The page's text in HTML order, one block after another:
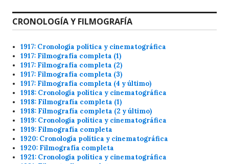
CRONOLOGÍA Y FILMOGRAFÍA
1917: Cronología política y cinematográfica
1917: Filmografía completa (1)
1917: Filmografía completa (2)
1917: Filmografía completa (3)
1917: Filmografía completa (4 y último)
1918: Cronología política y cinematográfica
1918: Filmografía completa (1)
1918: Filmografía completa (2 y último)
1919: Cronología política y cinematográfica
1919: Filmografía completa
1920: Cronología política y cinematográfica
1920: Filmografía completa
1921: Cronología política y cinematográfica